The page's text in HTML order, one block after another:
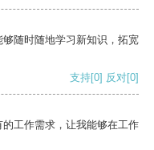
随时随地学习新知识，拓宽
支持[0] 反对[0]
工作需求，让我能够在工作